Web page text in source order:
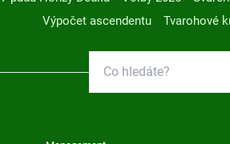
Výpočet ascendentu
Tvarohové